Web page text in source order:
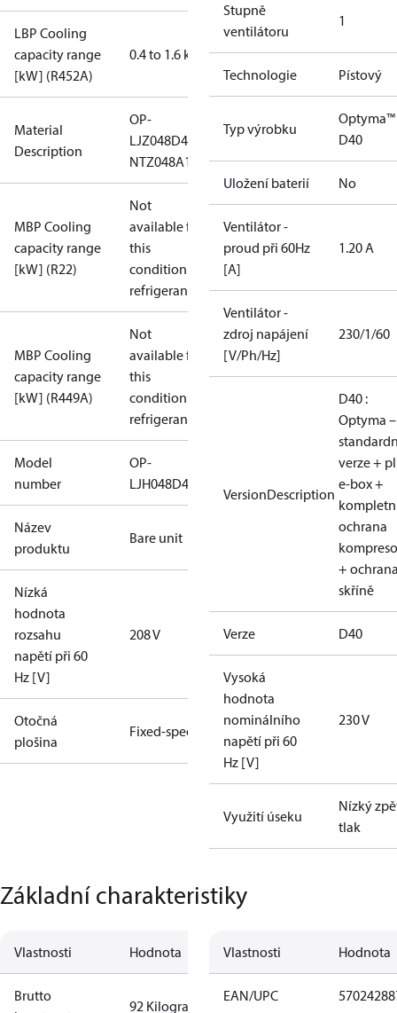
LBP Cooling
capacity range
[kW] (R452A)
0.4 to 1.6 kW
Material
Description
OP-
LJZ048D40N
NTZ048A1LR1A
MBP Cooling
capacity range
[kW] (R22)
Not
available for
this
condition /
refrigerant
MBP Cooling
capacity range
[kW] (R449A)
Not
available for
this
condition /
refrigerant
Model
number
OP-
LJH048D40N
Název
produktu
Bare unit
Nízká
hodnota
rozsahu
napětí při 60
Hz [V]
208 V
Otočná
plošina
Fixed-speed
Stupně
ventilátoru
1
Technologie Pístový
Typ výrobku
Optyma™
D40
Uložení baterií No
Ventilátor -
proud při 60Hz
[A]
1.20 A
Ventilátor -
zdroj napájení
[V/Ph/Hz]
230/1/60
VersionDescription
D40 :
Optyma –
verze +
e-box +
ochrana
+
skříně
Verze D40
Vysoká
hodnota
nominálního
napětí při 60
Hz [V]
230 V
Využití úseku
Nízký
tlak
Základní charakteristiky
Vlastnosti Hodnota
Brutto
92 Kilogram
Vlastnosti Hodnota
EAN/UPC